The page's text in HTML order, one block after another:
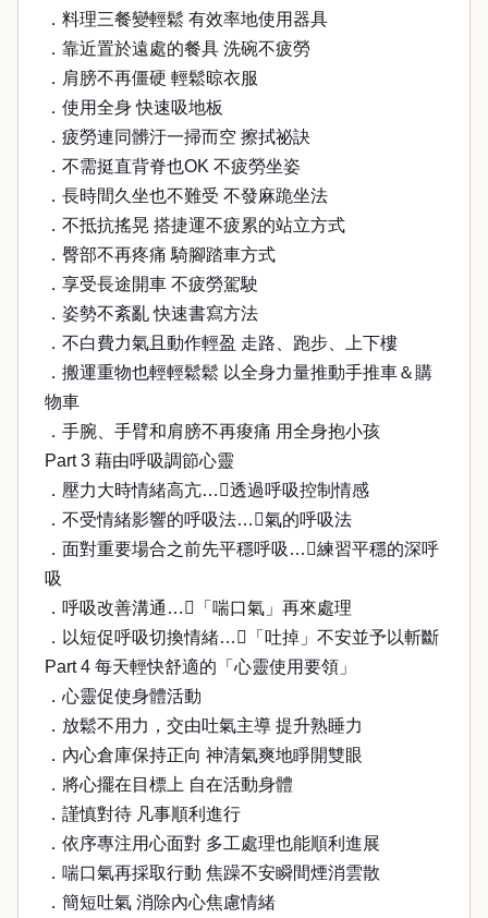
．料理三餐變輕鬆 有效率地使用器具
．靠近置於遠處的餐具 洗碗不疲勞
．肩膀不再僵硬 輕鬆晾衣服
．使用全身 快速吸地板
．疲勞連同髒汙一掃而空 擦拭祕訣
．不需挺直背脊也OK 不疲勞坐姿
．長時間久坐也不難受 不發麻跪坐法
．不抵抗搖晃 搭捷運不疲累的站立方式
．臀部不再疼痛 騎腳踏車方式
．享受長途開車 不疲勞駕駛
．姿勢不紊亂 快速書寫方法
．不白費力氣且動作輕盈 走路、跑步、上下樓
．搬運重物也輕輕鬆鬆 以全身力量推動手推車＆購
物車
．手腕、手臂和肩膀不再痠痛 用全身抱小孩
Part 3 藉由呼吸調節心靈
．壓力大時情緒高亢…透過呼吸控制情感
．不受情緒影響的呼吸法…氣的呼吸法
．面對重要場合之前先平穩呼吸…練習平穩的深呼
吸
．呼吸改善溝通…「喘口氣」再來處理
．以短促呼吸切換情緒…「吐掉」不安並予以斬斷
Part 4 每天輕快舒適的「心靈使用要領」
．心靈促使身體活動
．放鬆不用力，交由吐氣主導 提升熟睡力
．內心倉庫保持正向 神清氣爽地睜開雙眼
．將心擺在目標上 自在活動身體
．謹慎對待 凡事順利進行
．依序專注用心面對 多工處理也能順利進展
．喘口氣再採取行動 焦躁不安瞬間煙消雲散
．簡短吐氣 消除內心焦慮情緒